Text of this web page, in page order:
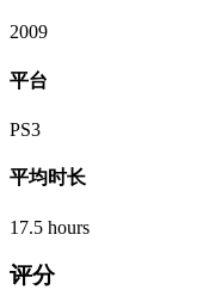
2009
平台
PS3
平均时长
17.5 hours
评分